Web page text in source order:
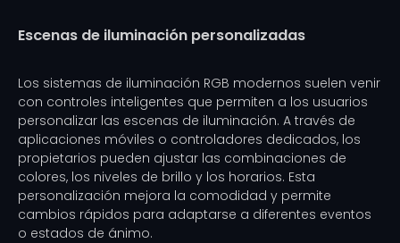
Escenas de iluminación personalizadas
Los sistemas de iluminación RGB modernos suelen venir
con controles inteligentes que permiten a los usuarios
personalizar las escenas de iluminación. A través de
aplicaciones móviles o controladores dedicados, los
propietarios pueden ajustar las combinaciones de
colores, los niveles de brillo y los horarios. Esta
personalización mejora la comodidad y permite
cambios rápidos para adaptarse a diferentes eventos
o estados de ánimo.